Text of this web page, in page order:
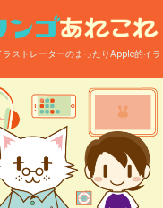
ストレーターのまったりApple的イラ